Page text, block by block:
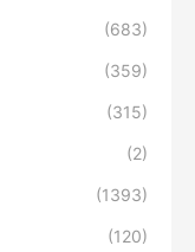
(683)
(359)
(315)
(2)
(1393)
(120)